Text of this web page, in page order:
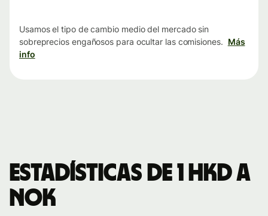
Usamos el tipo de cambio medio del mercado sin
sobreprecios engañosos para ocultar las comisiones. Más
info
Estadísticas de 1 HKD a
NOK